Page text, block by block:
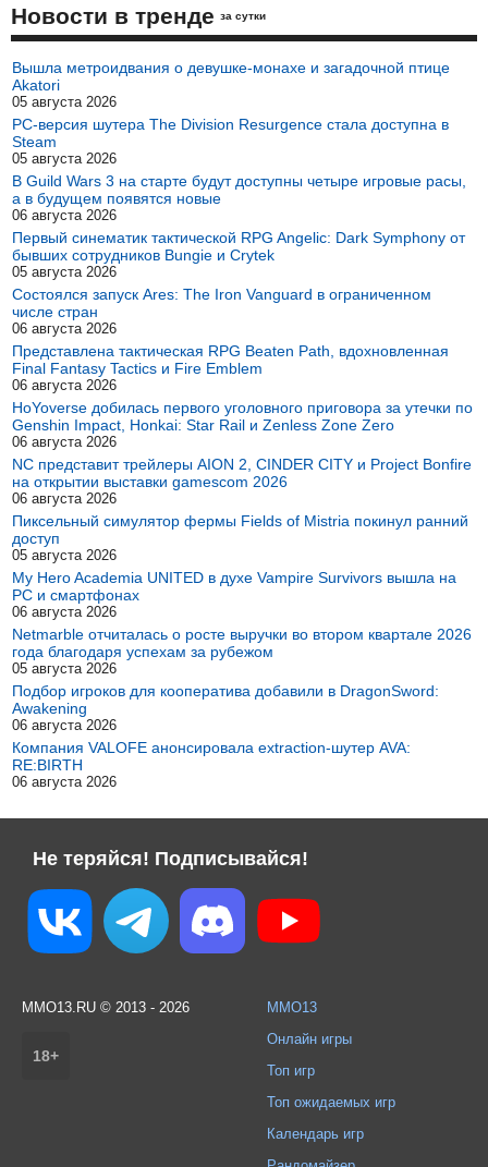
Новости в тренде за сутки
Вышла метроидвания о девушке-монахе и загадочной птице
Akatori
05 августа 2026
PC-версия шутера The Division Resurgence стала доступна в
Steam
05 августа 2026
В Guild Wars 3 на старте будут доступны четыре игровые расы,
а в будущем появятся новые
06 августа 2026
Первый синематик тактической RPG Angelic: Dark Symphony от
бывших сотрудников Bungie и Crytek
05 августа 2026
Состоялся запуск Ares: The Iron Vanguard в ограниченном
числе стран
06 августа 2026
Представлена тактическая RPG Beaten Path, вдохновленная
Final Fantasy Tactics и Fire Emblem
06 августа 2026
HoYoverse добилась первого уголовного приговора за утечки по
Genshin Impact, Honkai: Star Rail и Zenless Zone Zero
06 августа 2026
NC представит трейлеры AION 2, CINDER CITY и Project Bonfire
на открытии выставки gamescom 2026
06 августа 2026
Пиксельный симулятор фермы Fields of Mistria покинул ранний
доступ
05 августа 2026
My Hero Academia UNITED в духе Vampire Survivors вышла на
PC и смартфонах
06 августа 2026
Netmarble отчиталась о росте выручки во втором квартале 2026
года благодаря успехам за рубежом
05 августа 2026
Подбор игроков для кооператива добавили в DragonSword:
Awakening
06 августа 2026
Компания VALOFE анонсировала extraction-шутер AVA:
RE:BIRTH
06 августа 2026
Не теряйся! Подписывайся!
MMO13.RU © 2013 - 2026
18+
MMO13
Онлайн игры
Топ игр
Топ ожидаемых игр
Календарь игр